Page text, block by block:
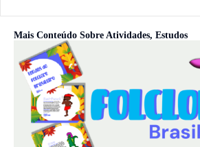
Mais Conteúdo Sobre Atividades, Estudos